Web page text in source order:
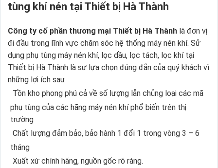
tùng khí nén tại Thiết bị Hà Thành
Công ty cổ phần thương mại Thiết bị Hà Thành là đơn vị
đi đầu trong lĩnh vực chăm sóc hệ thống máy nén khí. Sử
dụng phụ tùng máy nén khí, lọc dầu, lọc tách, lọc khí tại
Thiết bị Hà Thành là sự lựa chọn đúng đắn của quý khách vì
những lợi ích sau:
Tồn kho phong phú cả về số lượng lẫn chủng loại các mã
phụ tùng của các hãng máy nén khí phổ biến trên thị
trường
Chất lượng đảm bảo, bảo hành 1 đổi 1 trong vòng 3 – 6
tháng
Xuất xứ chính hãng, nguồn gốc rõ ràng.